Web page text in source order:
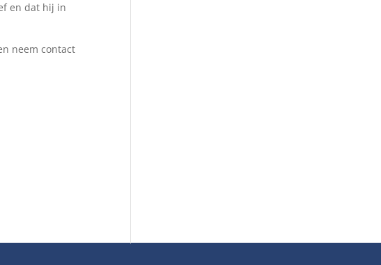
en dat hij in
neem contact